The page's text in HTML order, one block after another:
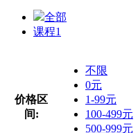
全部
课程1
价格区
间:
不限
0元
1-99元
100-499元
500-999元